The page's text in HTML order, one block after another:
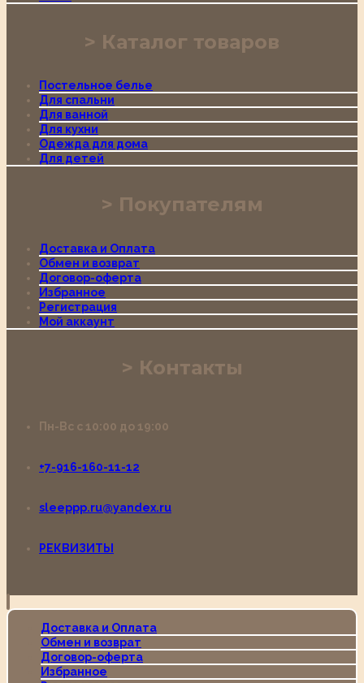
Каталог товаров
Постельное белье
Для спальни
Для ванной
Для кухни
Одежда для дома
Для детей
Покупателям
Доставка и Оплата
Обмен и возврат
Договор-оферта
Избранное
Регистрация
Мой аккаунт
Контакты
Пн-Вс с 10:00 до 19:00
+7-916-160-11-12
sleeppp.ru@yandex.ru
РЕКВИЗИТЫ
Доставка и Оплата
Обмен и возврат
Договор-оферта
Избранное